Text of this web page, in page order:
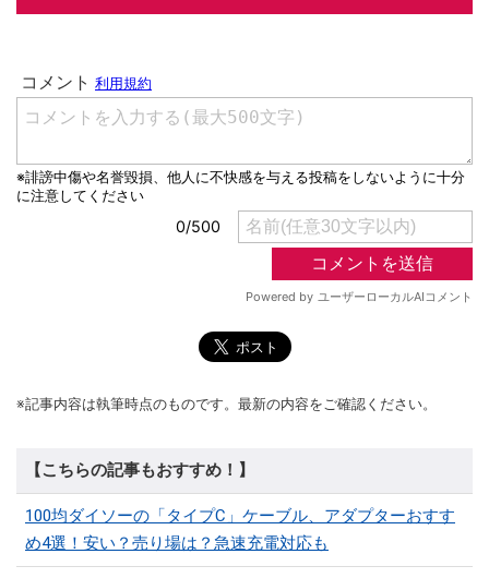
※記事内容は執筆時点のものです。最新の内容をご確認ください。
【こちらの記事もおすすめ！】
100均ダイソーの「タイプC」ケーブル、アダプターおすす
め4選！安い？売り場は？急速充電対応も